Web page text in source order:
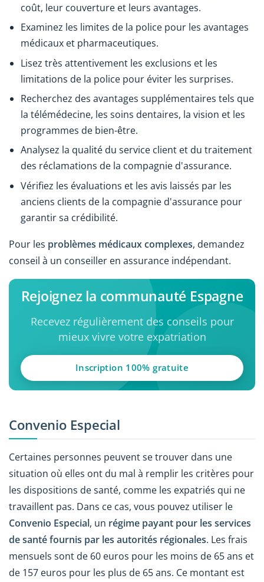
coût, leur couverture et leurs avantages.
Examinez les limites de la police pour les avantages
médicaux et pharmaceutiques.
Lisez très attentivement les exclusions et les
limitations de la police pour éviter les surprises.
Recherchez des avantages supplémentaires tels que
la télémédecine, les soins dentaires, la vision et les
programmes de bien-être.
Analysez la qualité du service client et du traitement
des réclamations de la compagnie d'assurance.
Vérifiez les évaluations et les avis laissés par les
anciens clients de la compagnie d'assurance pour
garantir sa crédibilité.
Pour les problèmes médicaux complexes, demandez
conseil à un conseiller en assurance indépendant.
Rejoignez la communauté Espagne
Recevez régulièrement des conseils pour
mieux vivre votre expatriation
Inscription 100% gratuite
Convenio Especial
Certaines personnes peuvent se trouver dans une
situation où elles ont du mal à remplir les critères pour
les dispositions de santé, comme les expatriés qui ne
travaillent pas. Dans ce cas, vous pouvez utiliser le
Convenio Especial, un régime payant pour les services
de santé fournis par les autorités régionales. Les frais
mensuels sont de 60 euros pour les moins de 65 ans et
de 157 euros pour les plus de 65 ans. Ce montant est